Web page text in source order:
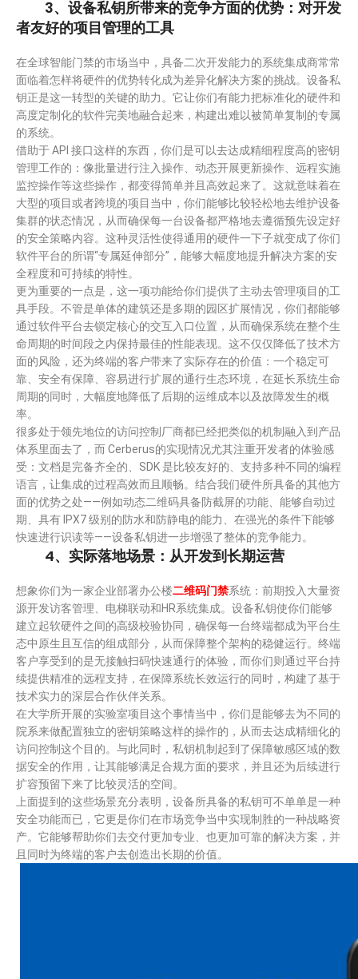
3、设备私钥所带来的竞争方面的优势：对开发
者友好的项目管理的工具
在全球智能门禁的市场当中，具备二次开发能力的系统集成商常常
面临着怎样将硬件的优势转化成为差异化解决方案的挑战。设备私
钥正是这一转型的关键的助力。它让你们有能力把标准化的硬件和
高度定制化的软件完美地融合起来，构建出难以被简单复制的专属
的系统。
借助于 API 接口这样的东西，你们是可以去达成精细程度高的密钥
管理工作的：像批量进行注入操作、动态开展更新操作、远程实施
监控操作等这些操作，都变得简单并且高效起来了。这就意味着在
大型的项目或者跨境的项目当中，你们能够比较轻松地去维护设备
集群的状态情况，从而确保每一台设备都严格地去遵循预先设定好
的安全策略内容。这种灵活性使得通用的硬件一下子就变成了你们
软件平台的所谓“专属延伸部分”，能够大幅度地提升解决方案的安
全程度和可持续的特性。
更为重要的一点是，这一项功能给你们提供了主动去管理项目的工
具手段。不管是单体的建筑还是多期的园区扩展情况，你们都能够
通过软件平台去锁定核心的交互入口位置，从而确保系统在整个生
命周期的时间段之内保持最佳的性能表现。这不仅仅降低了技术方
面的风险，还为终端的客户带来了实际存在的价值：一个稳定可
靠、安全有保障、容易进行扩展的通行生态环境，在延长系统生命
周期的同时，大幅度地降低了后期的运维成本以及故障发生的概
率。
很多处于领先地位的访问控制厂商都已经把类似的机制融入到产品
体系里面去了，而 Cerberus的实现情况尤其注重开发者的体验感
受：文档是完备齐全的、SDK 是比较友好的、支持多种不同的编程
语言，让集成的过程高效而且顺畅。结合我们硬件所具备的其他方
面的优势之处——例如动态二维码具备防截屏的功能、能够自动过
期、具有 IPX7 级别的防水和防静电的能力、在强光的条件下能够
快速进行识读等——设备私钥进一步增强了整体的竞争能力。
4、实际落地场景：从开发到长期运营
想象你们为一家企业部署办公楼二维码门禁系统：前期投入大量资
源开发访客管理、电梯联动和HR系统集成。设备私钥使你们能够
建立起软硬件之间的高级校验协同，确保每一台终端都成为平台生
态中原生且互信的组成部分，从而保障整个架构的稳健运行。终端
客户享受到的是无接触扫码快速通行的体验，而你们则通过平台持
续提供精准的远程支持，在保障系统长效运行的同时，构建了基于
技术实力的深层合作伙伴关系。
在大学所开展的实验室项目这个事情当中，你们是能够去为不同的
院系来做配置独立的密钥策略这样的操作的，从而去达成精细化的
访问控制这个目的。与此同时，私钥机制起到了保障敏感区域的数
据安全的作用，让其能够满足合规方面的要求，并且还为后续进行
扩容预留下来了比较灵活的空间。
上面提到的这些场景充分表明，设备所具备的私钥可不单单是一种
安全功能而已，它更是你们在市场竞争当中实现制胜的一种战略资
产。它能够帮助你们去交付更加专业、也更加可靠的解决方案，并
且同时为终端的客户去创造出长期的价值。